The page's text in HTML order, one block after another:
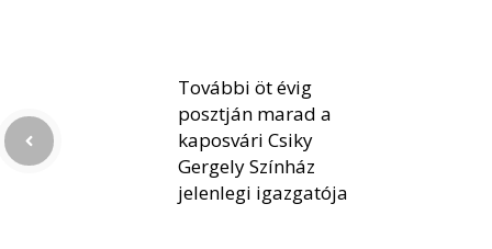
További öt évig
posztján marad a
kaposvári Csiky
Gergely Színház
jelenlegi igazgatója